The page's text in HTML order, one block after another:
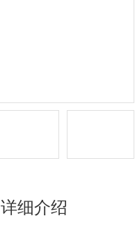
详细介绍